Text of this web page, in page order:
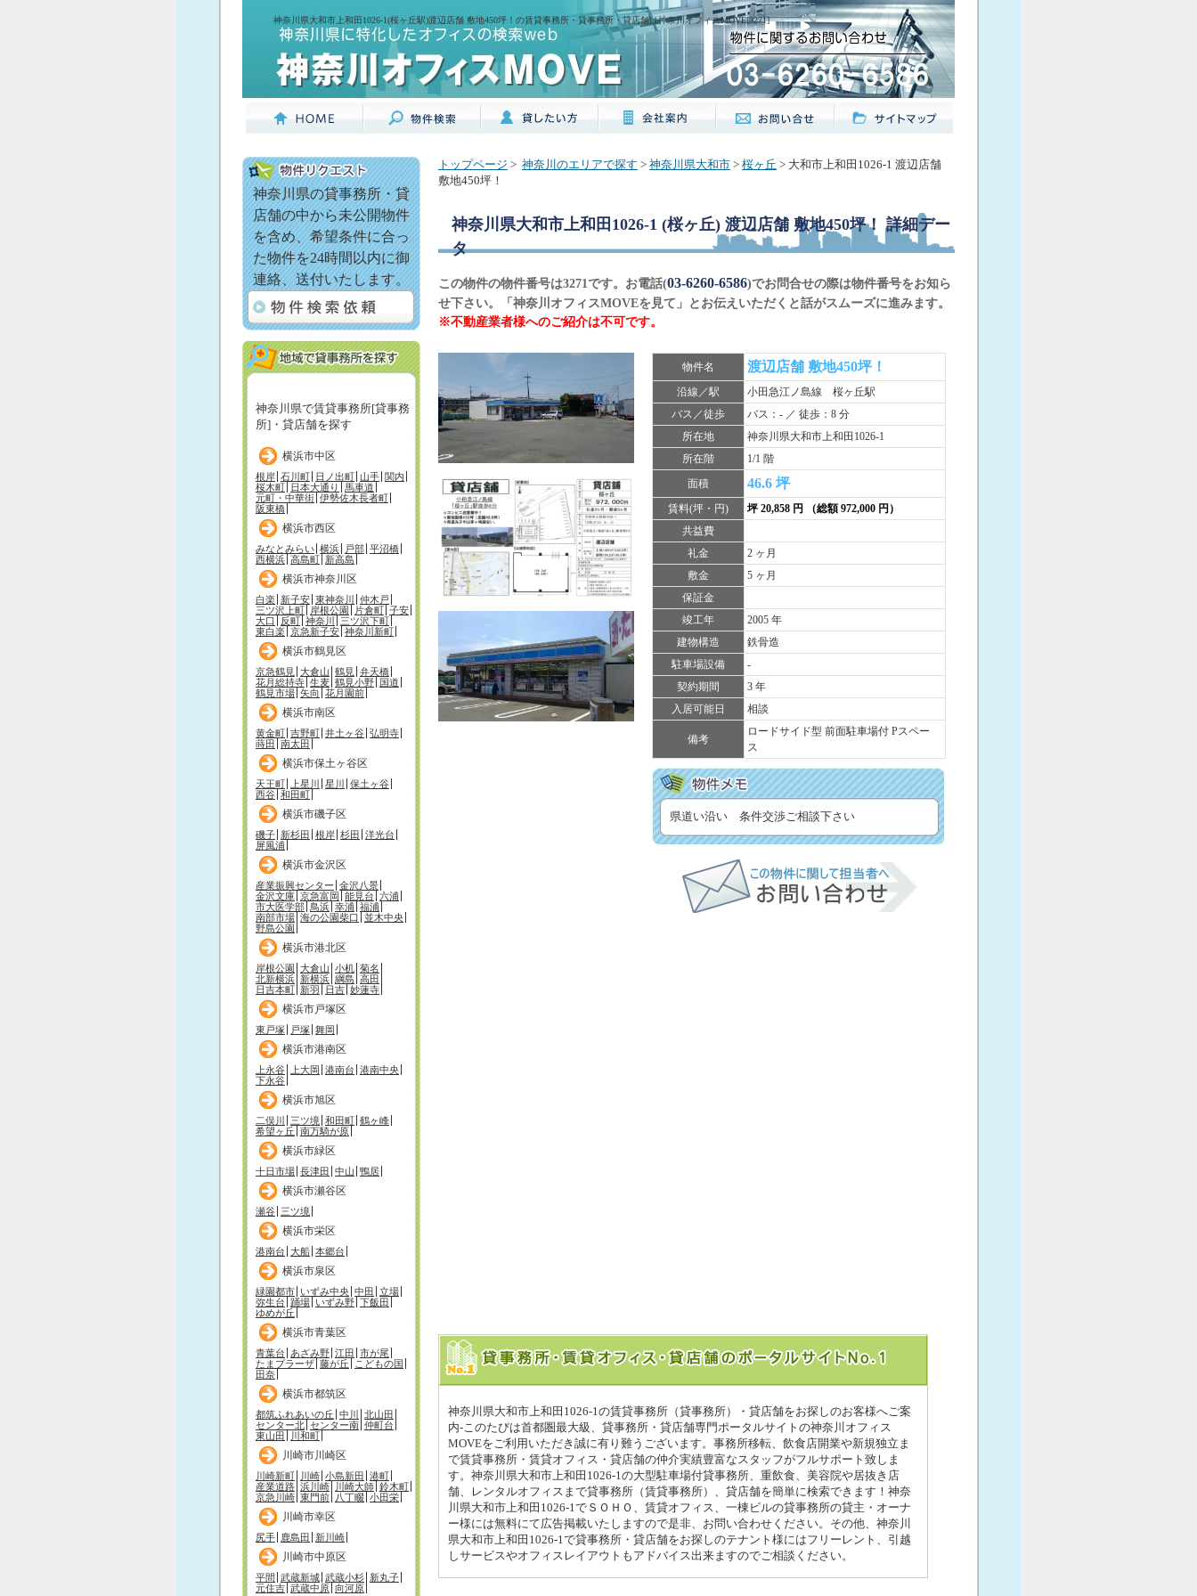
神奈川県大和市上和田1026-1(桜ヶ丘駅)渡辺店舗 敷地450坪！の賃貸事務所・貸事務所・貸店舗は神奈川オフィスMOVE[3271]
神奈川県の貸事務所・貸
店舗の中から未公開物件
を含め、希望条件に合っ
た物件を24時間以内に御
連絡、送付いたします。
神奈川県で賃貸事務所[貸事務
所]・貸店舗を探す
横浜市中区
根岸 石川町 日ノ出町 山手 関内
桜木町 日本大通り
馬車道
元町・中華街 伊勢佐木長者町
阪東橋
横浜市西区
みなとみらい 横浜 戸部 平沼橋
西横浜 高島町 新高島
横浜市神奈川区
白楽 新子安 東神奈川
仲木戸
三ツ沢上町 岸根公園 片倉町 子安
大口
反町 神奈川
三ツ沢下町
東白楽 京急新子安 神奈川新町
横浜市鶴見区
京急鶴見 大倉山 鶴見
弁天橋
花月総持寺 生麦 鶴見小野
国道
鶴見市場 矢向 花月園前
横浜市南区
黄金町 吉野町 井土ヶ谷 弘明寺
蒔田 南太田
横浜市保土ヶ谷区
天王町 上星川 星川
保土ヶ谷
西谷 和田町
横浜市磯子区
磯子 新杉田 根岸 杉田 洋光台
屏風浦
横浜市金沢区
産業振興センター 金沢八景
金沢文庫 京急富岡 能見台 六浦
市大医学部 鳥浜 幸浦 福浦
南部市場 海の公園柴口
並木中央
野島公園
横浜市港北区
岸根公園 大倉山 小机 菊名
北新横浜 新横浜 綱島 高田
日吉本町 新羽 日吉 妙蓮寺
横浜市戸塚区
東戸塚 戸塚 舞岡
横浜市港南区
上永谷 上大岡 港南台 港南中央
下永谷
横浜市旭区
二俣川 三ツ境 和田町 鶴ヶ峰
希望ヶ丘 南万騎が原
横浜市緑区
十日市場 長津田 中山 鴨居
横浜市瀬谷区
瀬谷 三ツ境
横浜市栄区
港南台 大船 本郷台
横浜市泉区
緑園都市 いずみ中央 中田 立場
弥生台 踊場 いずみ野 下飯田
ゆめが丘
横浜市青葉区
青葉台 あざみ野 江田 市が尾
たまプラーザ 藤が丘
こどもの国
田奈
横浜市都筑区
都筑ふれあいの丘 中川
北山田
センター北 センター南 仲町台
東山田
川和町
川崎市川崎区
川崎新町 川崎 小島新田 港町
産業道路 浜川崎 川崎大師 鈴木町
京急川崎 東門前 八丁畷 小田栄
川崎市幸区
尻手 鹿島田 新川崎
川崎市中原区
平間 武蔵新城 武蔵小杉 新丸子
元住吉 武蔵中原 向河原
トップページ > 神奈川のエリアで探す > 神奈川県大和市 > 桜ヶ丘 > 大和市上和田1026-1 渡辺店舗
敷地450坪！
神奈川県大和市上和田1026-1 (桜ヶ丘) 渡辺店舗 敷地450坪！ 詳細デー
タ
この物件の物件番号は3271です。お電話(03-6260-6586)でお問合せの際は物件番号をお知ら
せ下さい。「神奈川オフィスMOVEを見て」とお伝えいただくと話がスムーズに進みます。
※不動産業者様へのご紹介は不可です。
物件名 渡辺店舗 敷地450坪！
沿線／駅
小田急江ノ島線 桜ヶ丘駅
バス／徒歩
バス：- ／ 徒歩：8 分
所在地
神奈川県大和市上和田1026-1
所在階
1/1 階
面積
46.6 坪
賃料(坪・円)
坪 20,858 円 （総額 972,000 円）
共益費
礼金
2 ヶ月
敷金
5 ヶ月
保証金
竣工年
2005 年
建物構造
鉄骨造
駐車場設備
-
契約期間
3 年
入居可能日
相談
備考
ロードサイド型 前面駐車場付 Pスペー
ス
県道い沿い 条件交渉ご相談下さい
神奈川県大和市上和田1026-1の賃貸事務所（貸事務所）・貸店舗をお探しのお客様へご案
内-このたびは首都圏最大級、貸事務所・貸店舗専門ポータルサイトの神奈川オフィス
MOVEをご利用いただき誠に有り難うございます。事務所移転、飲食店開業や新規独立ま
で賃貸事務所・賃貸オフィス・貸店舗の仲介実績豊富なスタッフがフルサポート致しま
す。神奈川県大和市上和田1026-1の大型駐車場付貸事務所、重飲食、美容院や居抜き店
舗、レンタルオフィスまで貸事務所（賃貸事務所）、貸店舗を簡単に検索できます！神奈
川県大和市上和田1026-1でＳＯＨＯ、賃貸オフィス、一棟ビルの貸事務所の貸主・オーナ
ー様には無料にて広告掲載いたしますので是非、お問い合わせください。その他、神奈川
県大和市上和田1026-1で貸事務所・貸店舗をお探しのテナント様にはフリーレント、引越
しサービスやオフィスレイアウトもアドバイス出来ますのでご相談ください。